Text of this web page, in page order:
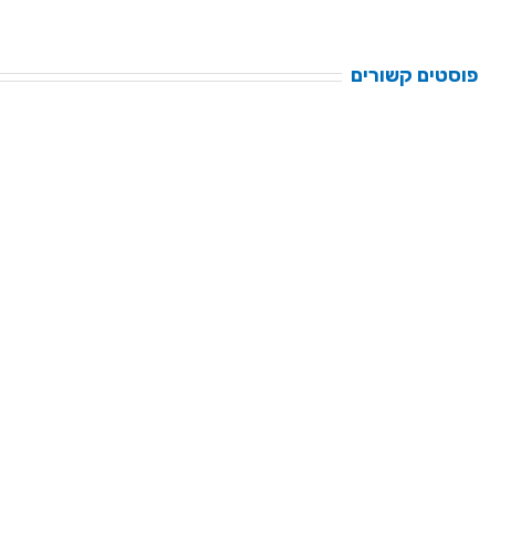
פוסטים קשורים